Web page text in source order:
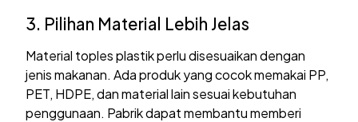
3. Pilihan Material Lebih Jelas
Material toples plastik perlu disesuaikan dengan
jenis makanan. Ada produk yang cocok memakai PP,
PET, HDPE, dan material lain sesuai kebutuhan
penggunaan. Pabrik dapat membantu memberi